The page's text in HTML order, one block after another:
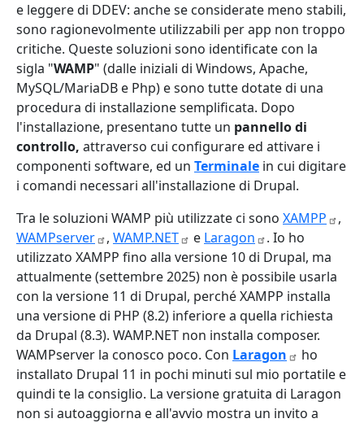
e leggere di DDEV: anche se considerate meno stabili,
sono ragionevolmente utilizzabili per app non troppo
critiche. Queste soluzioni sono identificate con la
sigla "WAMP" (dalle iniziali di Windows, Apache,
MySQL/MariaDB e Php) e sono tutte dotate di una
procedura di installazione semplificata. Dopo
l'installazione, presentano tutte un pannello di
controllo, attraverso cui configurare ed attivare i
componenti software, ed un Terminale in cui digitare
i comandi necessari all'installazione di Drupal.
Tra le soluzioni WAMP più utilizzate ci sono XAMPP
,
WAMPserver
, WAMP.NET e Laragon
. Io ho
utilizzato XAMPP fino alla versione 10 di Drupal, ma
attualmente (settembre 2025) non è possibile usarla
con la versione 11 di Drupal, perché XAMPP installa
una versione di PHP (8.2) inferiore a quella richiesta
da Drupal (8.3). WAMP.NET non installa composer.
WAMPserver la conosco poco. Con Laragon
ho
installato Drupal 11 in pochi minuti sul mio portatile e
quindi te la consiglio. La versione gratuita di Laragon
non si autoaggiorna e all'avvio mostra un invito a